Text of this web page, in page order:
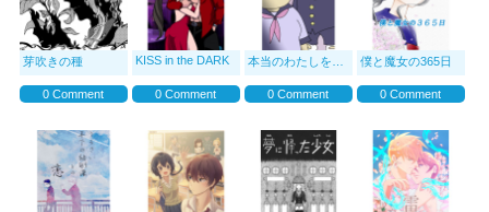
芽吹きの種
0 Comment
KISS in the DARK
0 Comment
本当のわたしを見て！
0 Comment
僕と魔女の365日
0 Comment